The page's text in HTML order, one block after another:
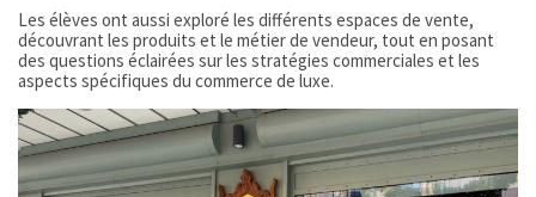
Les élèves ont aussi exploré les différents espaces de vente,
découvrant les produits et le métier de vendeur, tout en posant
des questions éclairées sur les stratégies commerciales et les
aspects spécifiques du commerce de luxe.